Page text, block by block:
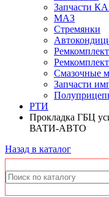
Запчасти
МАЗ
Стремянки
Смазочные
Запчасти
РТИ
Прокладка ГБЦ
ВАТИ-АВТО
Назад в каталог